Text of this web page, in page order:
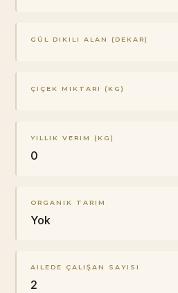
GÜL DIKILI ALAN (DEKAR)
ÇIÇEK MIKTARI (KG)
YILLIK VERIM (KG)
0
ORGANIK TARIM
Yok
AILEDE ÇALIŞAN SAYISI
2